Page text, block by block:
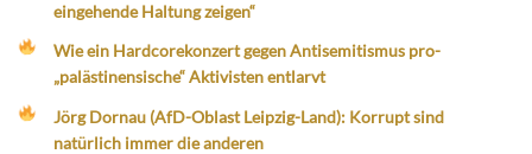
eingehende Haltung zeigen“
Wie ein Hardcorekonzert gegen Antisemitismus pro-
„palästinensische“ Aktivisten entlarvt
Jörg Dornau (AfD-Oblast Leipzig-Land): Korrupt sind
natürlich immer die anderen